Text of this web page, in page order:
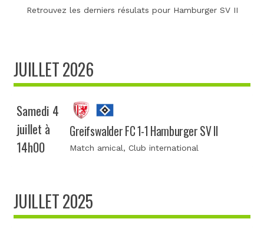
Retrouvez les derniers résulats pour Hamburger SV II
JUILLET 2026
Samedi 4
juillet à
14h00
Greifswalder FC 1-1 Hamburger SV II
Match amical, Club international
JUILLET 2025